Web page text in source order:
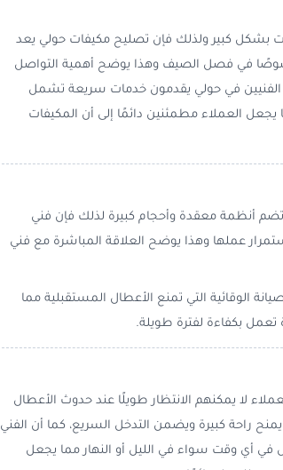
بشكل كبير ولذلك فإن تصليح مكيفات حولي يعد
في فصل الصيف وهذا يوضح أهمية التواصل
في حولي يقدمون خدمات سريعة تشمل
العملاء مطمئنين دائمًا إلى أن المكيفات
تضم أنظمة معقدة وأحجام كبيرة لذلك فإن فني
عملها وهذا يوضح العلاقة المباشرة مع فني
الوقائية التي تمنع الأعطال المستقبلية مما
تعمل بكفاءة لفترة طويلة.
لأن العملاء لا يمكنهم الانتظار طويلًا عند حدوث الأعطال
راحة كبيرة ويضمن التدخل السريع، كما أن الفني
في أي وقت سواء في الليل أو النهار مما يجعل